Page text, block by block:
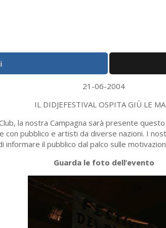
21-06-2004
IL DIDJEFESTIVAL OSPITA GIÙ LE
la nostra Campagna sarà presente
con pubblico e artisti da diverse nazioni. I
informare il pubblico dal palco sulle
Guarda le foto dell’evento